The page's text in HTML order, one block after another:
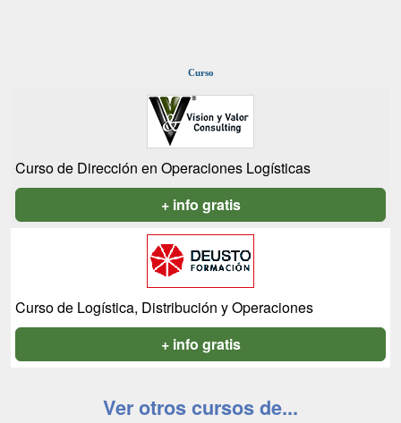
Curso
Curso de Dirección en Operaciones Logísticas
+ info gratis
Curso de Logística, Distribución y Operaciones
+ info gratis
Ver otros cursos de...